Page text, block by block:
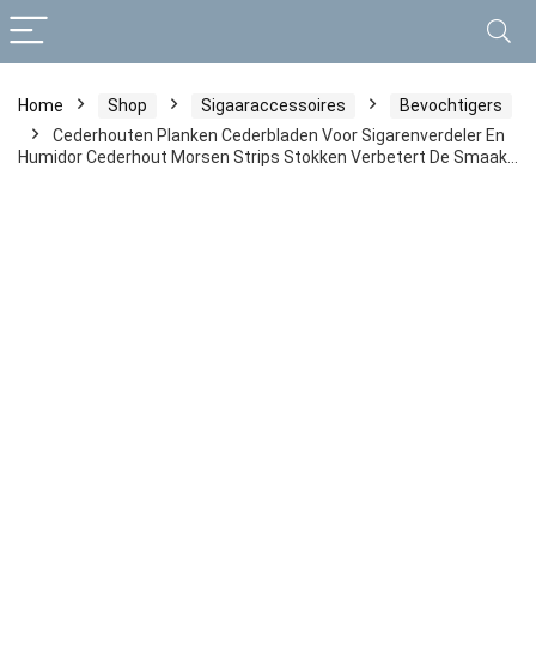
Home Shop Sigaaraccessoires
Bevochtigers
Cederhouten Planken Cederbladen Voor Sigarenverdeler En
Humidor Cederhout Morsen Strips Stokken Verbetert De Smaak…